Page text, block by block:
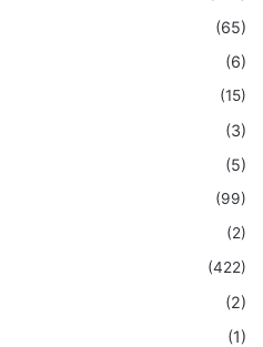
(65)
(6)
(15)
(3)
(5)
(99)
(2)
(422)
(2)
(1)